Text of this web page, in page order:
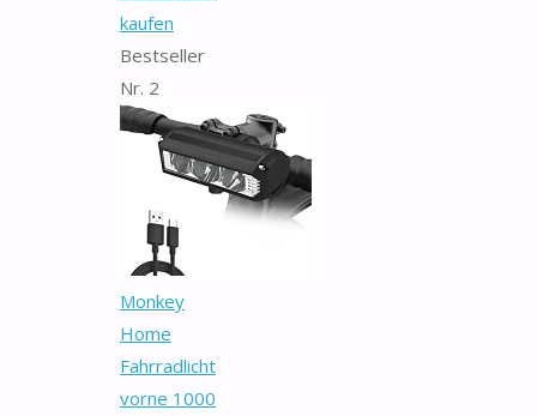
kaufen
Bestseller
Nr. 2
Monkey
Home
Fahrradlicht
vorne 1000